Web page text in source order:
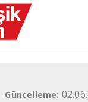
Güncelleme: